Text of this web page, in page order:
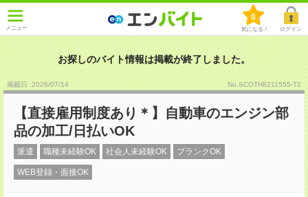
メニュー
0
気になる！ ログイン
お探しのバイト情報は掲載が終了しました。
掲載日 :2026/07/14 No.SCOTH8211555-T2
【直接雇用制度あり＊】自動車のエンジン部
品の加工/日払いOK
派遣 職種未経験OK 社会人未経験OK ブランクOK
WEB登録・面接OK